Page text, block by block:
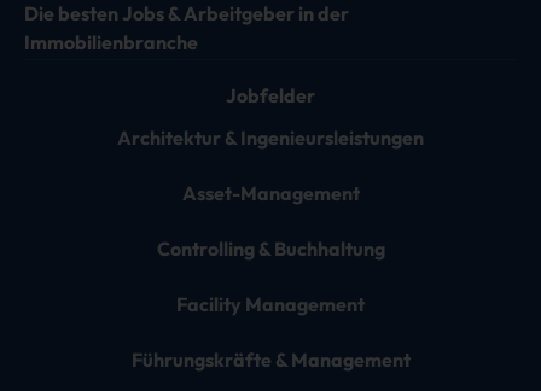
Die besten Jobs & Arbeitgeber in der
Immobilienbranche
Jobfelder
Architektur & Ingenieursleistungen
Asset-Management
Controlling & Buchhaltung
Facility Management
Führungskräfte & Management